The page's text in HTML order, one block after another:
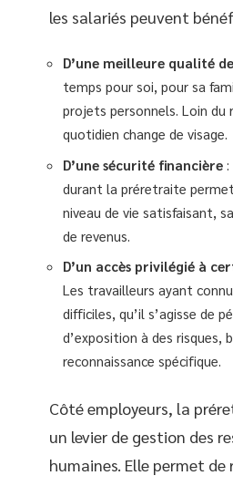
les salariés peuvent
D’une meilleure qualité
temps pour soi, pour sa
projets personnels. Loin du
quotidien change de visage.
D’une sécurité financière :
durant la préretraite
niveau de vie satisfaisant,
de revenus.
D’un accès privilégié à
Les travailleurs ayant
difficiles, qu’il s’agisse de
d’exposition à des risques,
reconnaissance spécifique.
Côté employeurs, la
un levier de gestion des
humaines. Elle permet de